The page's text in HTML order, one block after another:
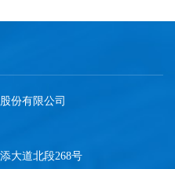
份有限公司
大道北段268号